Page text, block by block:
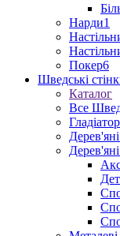
Нарди1
Покер6
Шведські
Каталог
Все